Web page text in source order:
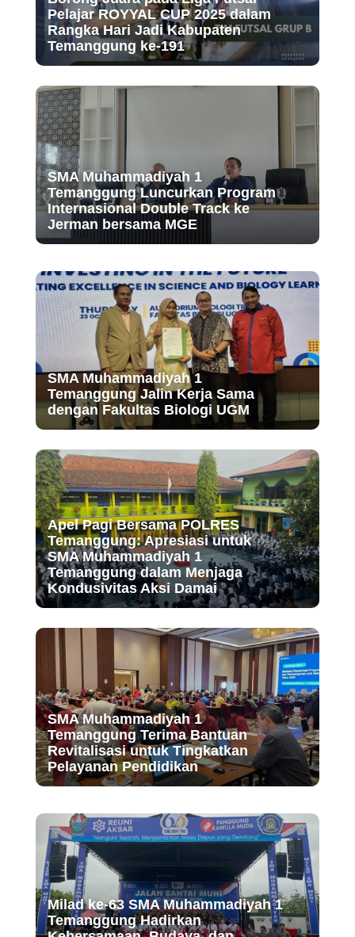
Pelajar ROYYAL CUP 2025 dalam
Rangka Hari Jadi Kabupaten
Temanggung ke-191
SMA Muhammadiyah 1
Temanggung Luncurkan Program
Internasional Double Track ke
Jerman bersama MGE
SMA Muhammadiyah 1
Temanggung Jalin Kerja Sama
dengan Fakultas Biologi UGM
Apel Pagi Bersama POLRES
Temanggung: Apresiasi untuk
SMA Muhammadiyah 1
Temanggung dalam Menjaga
Kondusivitas Aksi Damai
SMA Muhammadiyah 1
Temanggung Terima Bantuan
Revitalisasi untuk Tingkatkan
Pelayanan Pendidikan
Milad ke-63 SMA Muhammadiyah 1
Temanggung Hadirkan